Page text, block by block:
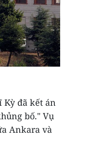
Kỳ đã kết án
bố." Vụ
Ankara và